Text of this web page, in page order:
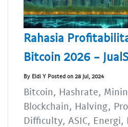
Rahasia
Bitcoin 2026 -
By Eldi Y Posted on 28 Jul, 2024
Bitcoin, Hashrate,
Blockchain, Halving,
Difficulty, ASIC, Energi,